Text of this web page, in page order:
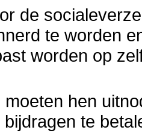
de
te worden
worden op
hen
te